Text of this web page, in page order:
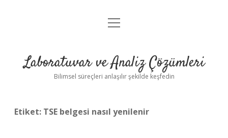
Anasayfa
Yasal Uyarı
menüyü
Laboratuvar ve Analiz Çözümleri
Bilimsel süreçleri anlaşılır şekilde keşfedin
Etiket: TSE belgesi nasıl yenilenir